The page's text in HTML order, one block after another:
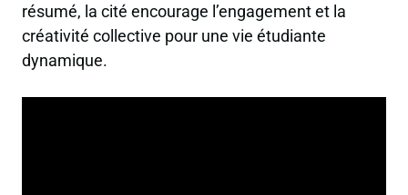
résumé, la cité encourage l’engagement et la
créativité collective pour une vie étudiante
dynamique.